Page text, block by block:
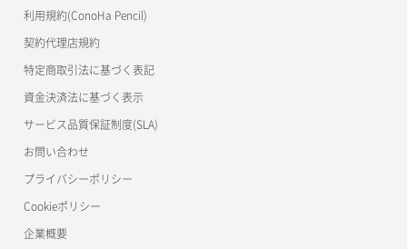
利用規約(ConoHa Pencil)
契約代理店規約
特定商取引法に基づく表記
資金決済法に基づく表示
サービス品質保証制度(SLA)
お問い合わせ
プライバシーポリシー
Cookieポリシー
企業概要